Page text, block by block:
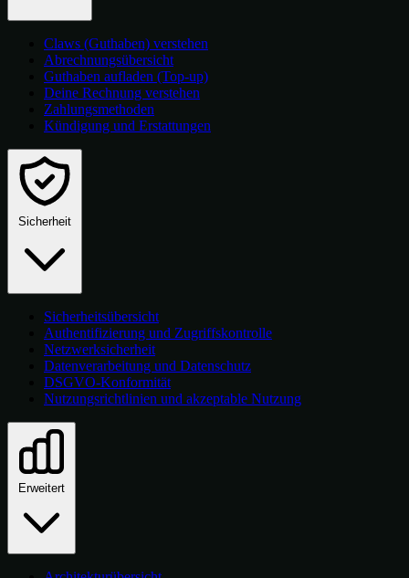
Claws (Guthaben) verstehen
Abrechnungsübersicht
Guthaben aufladen (Top-up)
Deine Rechnung verstehen
Zahlungsmethoden
Kündigung und Erstattungen
Sicherheit
Sicherheitsübersicht
Authentifizierung und Zugriffskontrolle
Netzwerksicherheit
Datenverarbeitung und Datenschutz
DSGVO-Konformität
Nutzungsrichtlinien und akzeptable Nutzung
Erweitert